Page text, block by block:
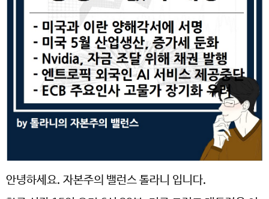
안녕하세요. 자본주의 밸런스 톨라니 입니다.